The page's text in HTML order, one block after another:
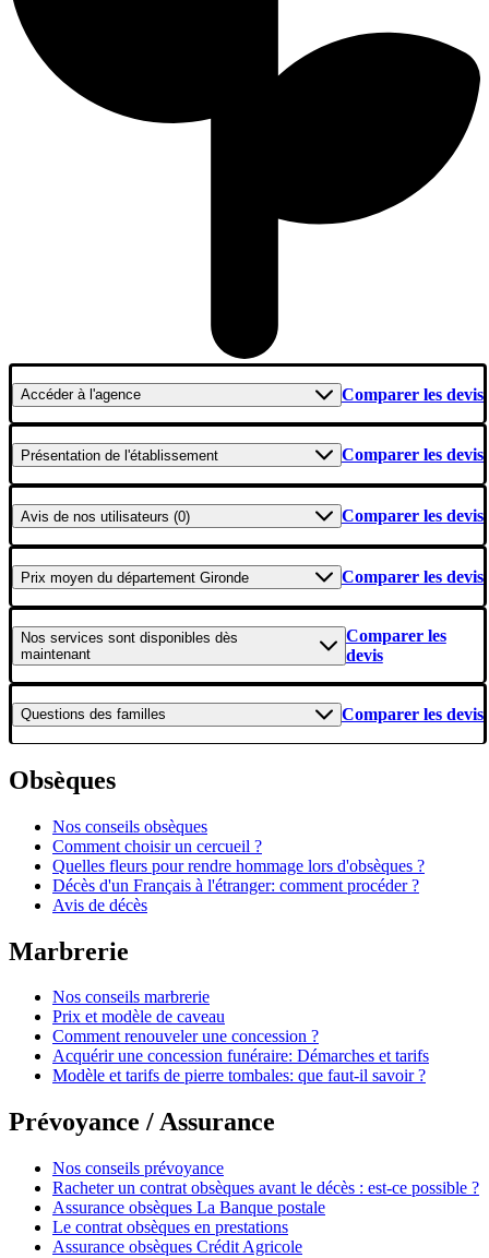
Accéderà l'agence Comparer les devis
Présentation de l'établissement Comparer les devis
Avis de nos utilisateurs (0) Comparer les devis
Prix moyen du département Gironde Comparer les devis
Nos services sont disponibles dès
maintenant
Comparer les
devis
Questions des familles Comparer les devis
Obsèques
Nos conseils obsèques
Comment choisir un cercueil ?
Quelles fleurs pour rendre hommage lors d'obsèques ?
Décès d'un Français à l'étranger: comment procéder ?
Avis de décès
Marbrerie
Nos conseils marbrerie
Prix et modèle de caveau
Comment renouveler une concession ?
Acquérir une concession funéraire: Démarches et tarifs
Modèle et tarifs de pierre tombales: que faut-il savoir ?
Prévoyance / Assurance
Nos conseils prévoyance
Racheter un contrat obsèques avant le décès : est-ce possible ?
Assurance obsèques La Banque postale
Le contrat obsèques en prestations
Assurance obsèques Crédit Agricole